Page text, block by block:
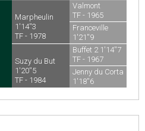
Marpheulin
1'14''3
TF - 1978
Suzy du But
1'20''5
TF - 1984
Valmont
TF - 1965
Franceville
1'21''9
TF - 1971
Buffet 2 1'14''7
TF - 1967
Jenny du Corta
1'18''6
TF - 1975